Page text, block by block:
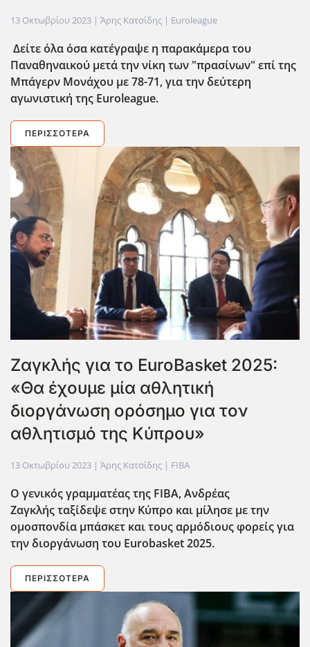
13 Οκτωβρίου 2023 | Άρης Κατσίδης | Euroleague
Δείτε όλα όσα κατέγραψε η παρακάμερα του
Παναθηναικού μετά την νίκη των "πρασίνων" επί της
Μπάγερν Μονάχου με 78-71, για την δεύτερη
αγωνιστική της Euroleague.
ΠΕΡΙΣΣΌΤΕΡΑ
Ζαγκλής για το EuroBasket 2025:
«Θα έχουμε μία αθλητική
διοργάνωση ορόσημο για τον
αθλητισμό της Κύπρου»
13 Οκτωβρίου 2023 | Άρης Κατσίδης | FIBA
Ο γενικός γραμματέας της FIBA, Ανδρέας
Ζαγκλής ταξίδεψε στην Κύπρο και μίλησε με την
ομοσπονδία μπάσκετ και τους αρμόδιους φορείς για
την διοργάνωση του Eurobasket 2025.
ΠΕΡΙΣΣΌΤΕΡΑ